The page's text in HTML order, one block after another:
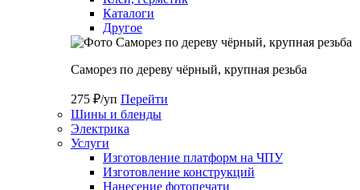
Каталоги
Другое
Саморез по дереву чёрный, крупная резьба
275 ₽/уп Перейти
Шины и бленды
Электрика
Услуги
Изготовление платформ на ЧПУ
Изготовление конструкций
Нанесение фотопечати